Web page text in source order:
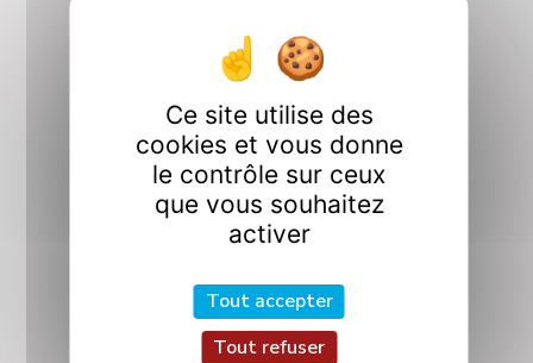
Interfaces
Ce site utilise des
cookies et vous donne
le contrôle sur ceux
que vous souhaitez
activer
Tout accepter
Tout refuser